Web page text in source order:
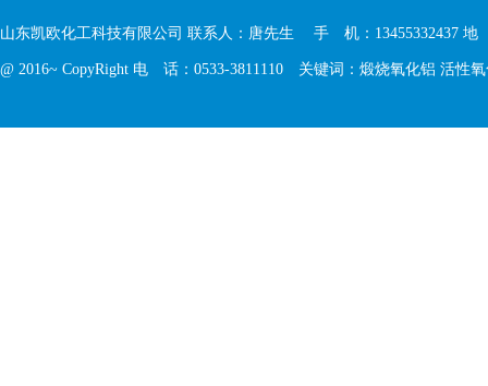
山东凯欧化工科技有限公司 联系人：唐先生 手 机：13455332437
@ 2016~ CopyRight 电 话：0533-3811110 关键词： 煅烧氧化铝 活性